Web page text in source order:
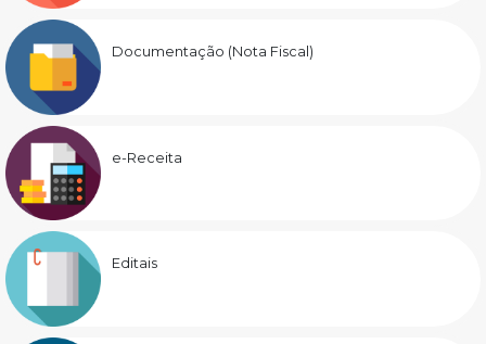
Documentação (Nota Fiscal)
e-Receita
Editais